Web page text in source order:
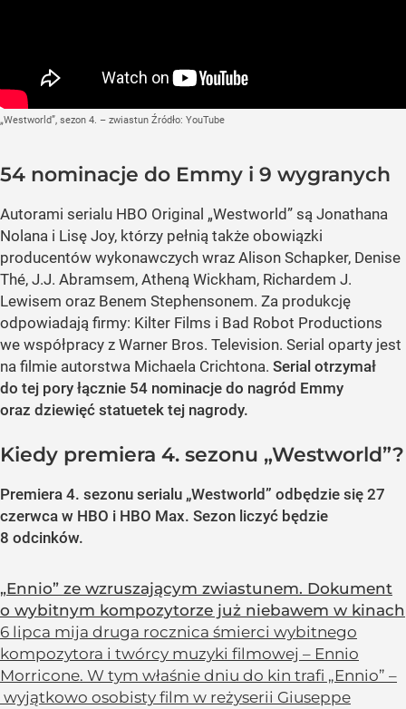
„Westworld”, sezon 4. – zwiastun Źródło: YouTube
54 nominacje do Emmy i 9 wygranych
Autorami serialu HBO Original „Westworld” są Jonathana
Nolana i Lisę Joy, którzy pełnią także obowiązki
producentów wykonawczych wraz Alison Schapker, Denise
Thé, J.J. Abramsem, Atheną Wickham, Richardem J.
Lewisem oraz Benem Stephensonem. Za produkcję
odpowiadają firmy: Kilter Films i Bad Robot Productions
we współpracy z Warner Bros. Television. Serial oparty jest
na filmie autorstwa Michaela Crichtona. Serial otrzymał
do tej pory łącznie 54 nominacje do nagród Emmy
oraz dziewięć statuetek tej nagrody.
Kiedy premiera 4. sezonu „Westworld”?
Premiera 4. sezonu serialu „Westworld” odbędzie się 27
czerwca w HBO i HBO Max. Sezon liczyć będzie
8 odcinków.
„Ennio” ze wzruszającym zwiastunem. Dokument
o wybitnym kompozytorze już niebawem w kinach
6 lipca mija druga rocznica śmierci wybitnego
kompozytora i twórcy muzyki filmowej – Ennio
Morricone. W tym właśnie dniu do kin trafi „Ennio” –
wyjątkowo osobisty film w reżyserii Giuseppe